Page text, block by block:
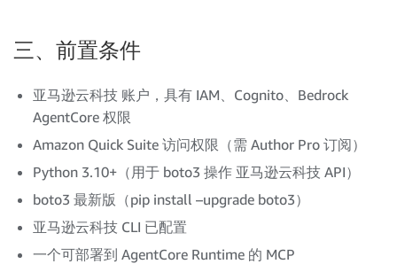
三、前置条件
亚马逊云科技 账户，具有 IAM、Cognito、Bedrock
AgentCore 权限
Amazon Quick Suite 访问权限（需 Author Pro 订阅）
Python 3.10+（用于 boto3 操作 亚马逊云科技 API）
boto3 最新版（pip install –upgrade boto3）
亚马逊云科技 CLI 已配置
一个可部署到 AgentCore Runtime 的 MCP